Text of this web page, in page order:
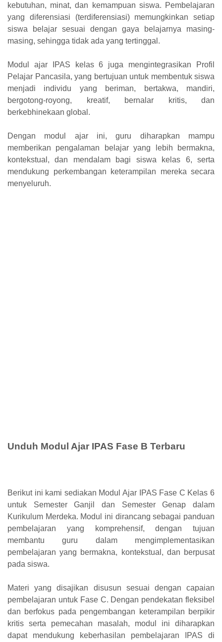
kebutuhan, minat, dan kemampuan siswa. Pembelajaran
yang diferensiasi (terdiferensiasi) memungkinkan setiap
siswa belajar sesuai dengan gaya belajarnya masing-
masing, sehingga tidak ada yang tertinggal.
Modul ajar IPAS kelas 6 juga mengintegrasikan Profil
Pelajar Pancasila, yang bertujuan untuk membentuk siswa
menjadi individu yang beriman, bertakwa, mandiri,
bergotong-royong, kreatif, bernalar kritis, dan
berkebhinekaan global.
Dengan modul ajar ini, guru diharapkan mampu
memberikan pengalaman belajar yang lebih bermakna,
kontekstual, dan mendalam bagi siswa kelas 6, serta
mendukung perkembangan keterampilan mereka secara
menyeluruh.
Unduh Modul Ajar IPAS Fase B Terbaru
Berikut ini kami sediakan Modul Ajar IPAS Fase C Kelas 6
untuk Semester Ganjil dan Semester Genap dalam
Kurikulum Merdeka. Modul ini dirancang sebagai panduan
pembelajaran yang komprehensif, dengan tujuan
membantu guru dalam mengimplementasikan
pembelajaran yang bermakna, kontekstual, dan berpusat
pada siswa.
Materi yang disajikan disusun sesuai dengan capaian
pembelajaran untuk Fase C. Dengan pendekatan fleksibel
dan berfokus pada pengembangan keterampilan berpikir
kritis serta pemecahan masalah, modul ini diharapkan
dapat mendukung keberhasilan pembelajaran IPAS di